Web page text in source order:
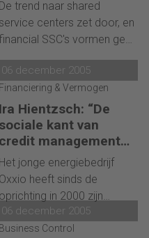
processen en
waardestromen. En de
nadruk kan worden gelegd
op fraudepreventie in plaats
op het 'ontdekken' van
De trend naar shared
service centers zet door, en
financial SSC's vormen geen
Wanneer bedrijven een SSC
hebben, wordt de
vervolgvraag: Wat nu? Er is
nu eenmaal een grens aan
het aantal te verwerken
transacties binnen accounts
payable, customer care of
06 december 2005
Financiering & Vermogen
Ira Hientzsch: “De
sociale kant van
credit management
wordt steeds
belangrijker”
Het jonge energiebedrijf
Oxxio heeft sinds de
oprichting in 2000 zijn
klantenbestand
exponentieel zien groeien.
06 december 2005
Business Control